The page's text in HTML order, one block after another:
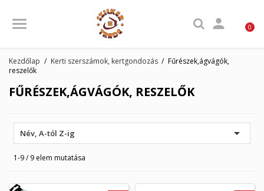
 0
Kezdőlap Kerti szerszámok, kertgondozás
Fűrészek,ágvágók,
reszelők
FŰRÉSZEK,ÁGVÁGÓK, RESZELŐK
Név, A-tól Z-ig 
1-9 / 9 elem mutatása